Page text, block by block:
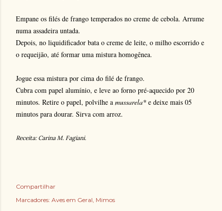
Empane os filés de frango temperados no creme de cebola. Arrume
numa assadeira untada.
Depois, no liquidificador bata o creme de leite, o milho escorrido e
o requeijão, até formar uma mistura homogênea.
Jogue essa mistura por cima do filé de frango.
Cubra com papel alumínio, e leve ao forno pré-aquecido por 20
minutos. Retire o papel, polvilhe a mussarela* e deixe mais 05
minutos para dourar. Sirva com arroz.
Receita: Carina M. Fagiani.
Compartilhar
Marcadores: Aves em Geral Mimos